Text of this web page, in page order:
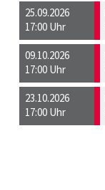
25.09.2026
17:00 Uhr
09.10.2026
17:00 Uhr
23.10.2026
17:00 Uhr